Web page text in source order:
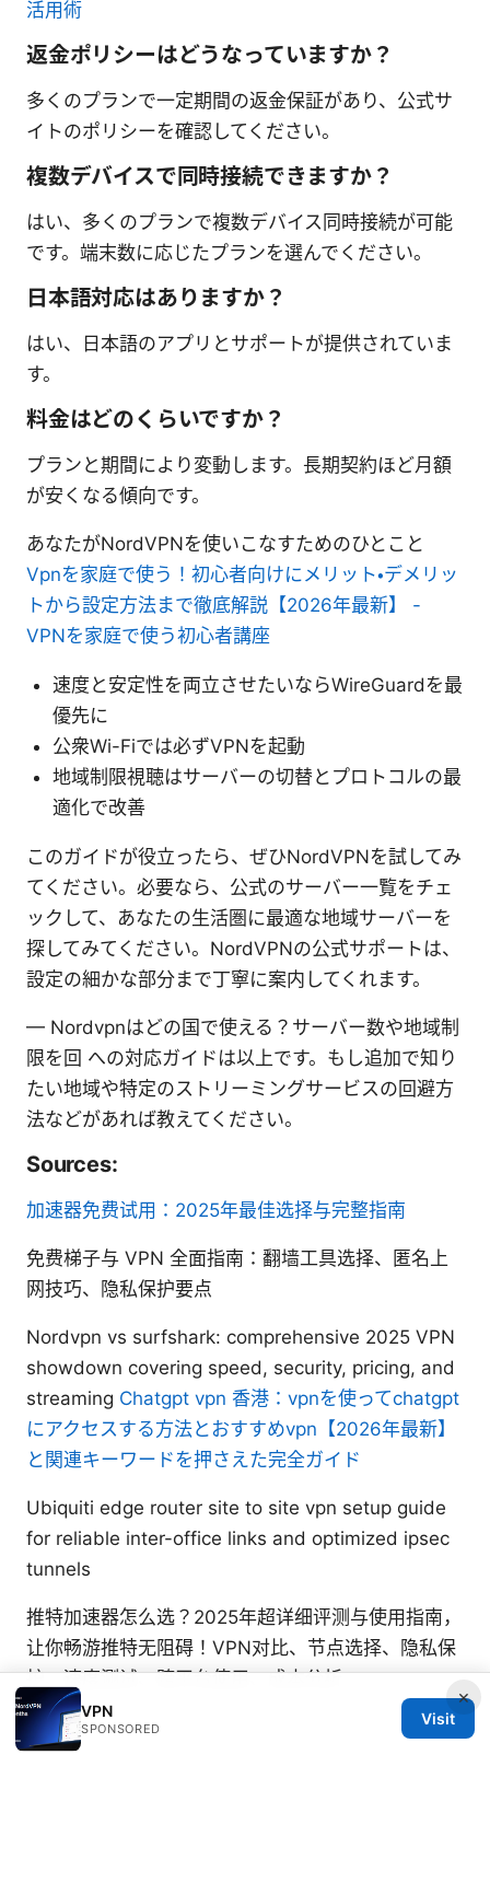
活用術
返金ポリシーはどうなっていますか？
多くのプランで一定期間の返金保証があり、公式サ
イトのポリシーを確認してください。
複数デバイスで同時接続できますか？
はい、多くのプランで複数デバイス同時接続が可能
です。端末数に応じたプランを選んでください。
日本語対応はありますか？
はい、日本語のアプリとサポートが提供されていま
す。
料金はどのくらいですか？
プランと期間により変動します。長期契約ほど月額
が安くなる傾向です。
あなたがNordVPNを使いこなすためのひとこと
Vpnを家庭で使う！初心者向けにメリット・デメリッ
トから設定方法まで徹底解説【2026年最新】 -
VPNを家庭で使う初心者講座
速度と安定性を両立させたいならWireGuardを最
優先に
公衆Wi-Fiでは必ずVPNを起動
地域制限視聴はサーバーの切替とプロトコルの最
適化で改善
このガイドが役立ったら、ぜひNordVPNを試してみ
てください。必要なら、公式のサーバー一覧をチェ
ックして、あなたの生活圏に最適な地域サーバーを
探してみてください。NordVPNの公式サポートは、
設定の細かな部分まで丁寧に案内してくれます。
— Nordvpnはどの国で使える？サーバー数や地域制
限を回 への対応ガイドは以上です。もし追加で知り
たい地域や特定のストリーミングサービスの回避方
法などがあれば教えてください。
Sources:
加速器免费试用：2025年最佳选择与完整指南
免费梯子与 VPN 全面指南：翻墙工具选择、匿名上
网技巧、隐私保护要点
Nordvpn vs surfshark: comprehensive 2025 VPN
showdown covering speed, security, pricing, and
streaming Chatgpt vpn 香港：vpnを使ってchatgpt
にアクセスする方法とおすすめvpn【2026年最新】
と関連キーワードを押さえた完全ガイド
Ubiquiti edge router site to site vpn setup guide
for reliable inter-office links and optimized ipsec
tunnels
推特加速器怎么选？2025年超详细评测与使用指南，
让你畅游推特无阻碍！VPN对比、节点选择、隐私保
护、速度测试、跨平台使用、成本分析
×
VPN
SPONSORED
Visit